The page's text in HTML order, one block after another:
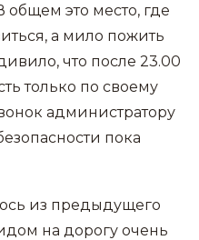
это место, где
а мило пожить
что после 23.00
только по своему
администратору
пока
из предыдущего
на дорогу очень